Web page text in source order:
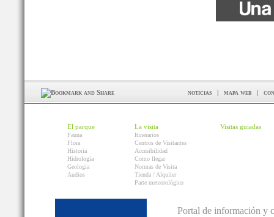
noticias | mapa web |
El parque
Fauna
Flora
Historia
Hidrología
Geología
Audios
La visita
Itinerarios
Centros de Visitantes
Accesibilidad
Como llegar
Normas de Visita
Tienda / Alquiler
Parte meteorológico
Visitas guiadas
Portal de información y